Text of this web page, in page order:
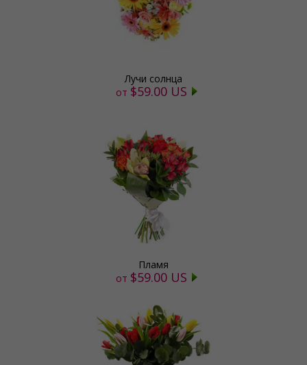
Лучи солнца
от $59.00 US
Пламя
от $59.00 US